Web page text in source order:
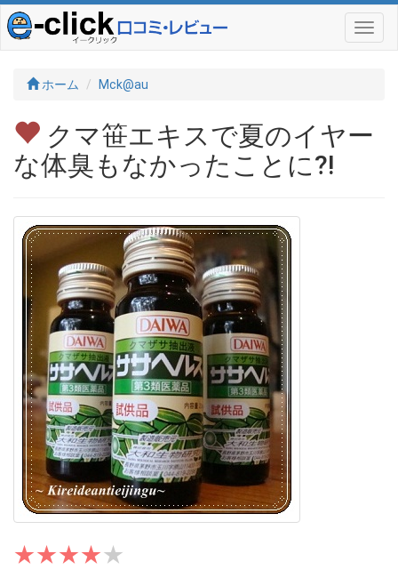
ホーム Mck@au
クマ笹エキスで夏のイヤー
な体臭もなかったことに?!